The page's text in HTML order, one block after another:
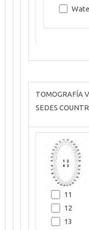
TOMOGRAFÍA
SEDES
11
12
13